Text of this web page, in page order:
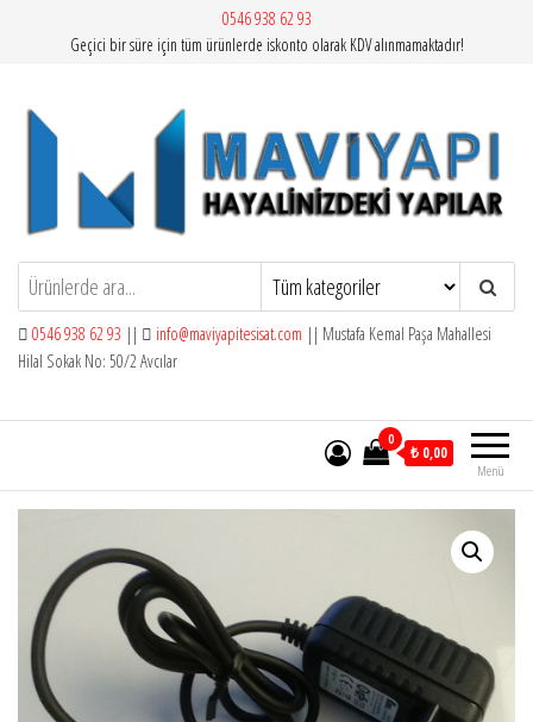
0546 938 62 93
Geçici bir süre için tüm ürünlerde iskonto olarak KDV alınmamaktadır!
Mavi Yapı | Vitra Artema
0546 938 62 93 || info@maviyapitesisat.com || Mustafa Kemal Paşa Mahallesi
Hilal Sokak No: 50/2 Avcılar
Menü
0
₺ 0,00